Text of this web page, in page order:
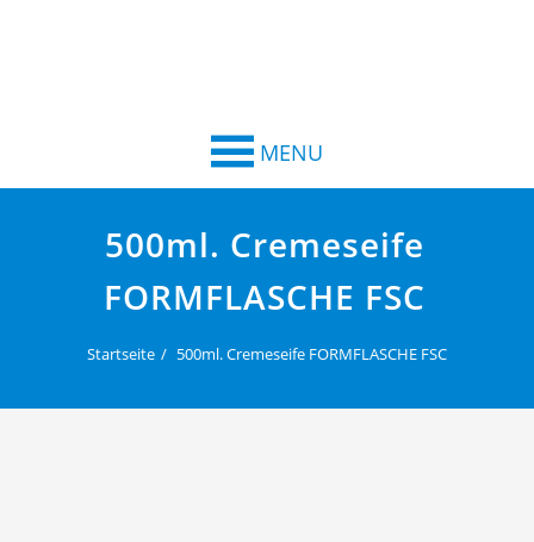
MENU
500ml. Cremeseife
FORMFLASCHE FSC
Startseite 500ml. Cremeseife FORMFLASCHE FSC